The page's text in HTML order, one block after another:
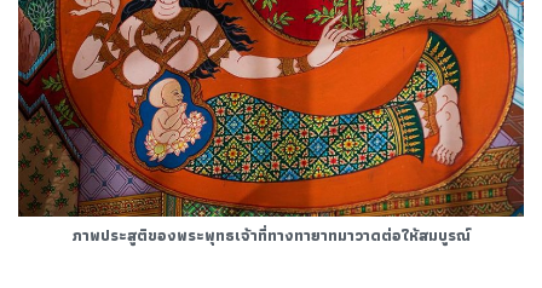
ภาพประสูติของพระพุทธเจ้าที่ทางทายาทมาวาดต่อให้สมบูรณ์